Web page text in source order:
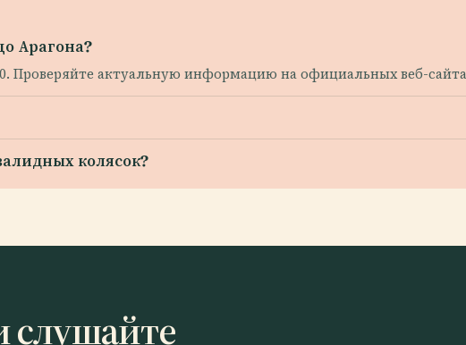
Арагона?
Проверяйте актуальную информацию на официальных веб-
колясок?
слушайте